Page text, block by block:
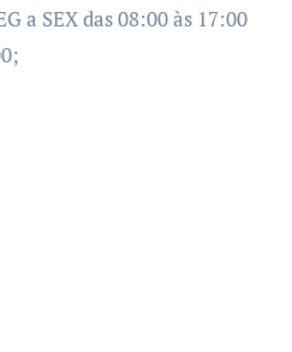
a SEX das 08:00 às 17:00